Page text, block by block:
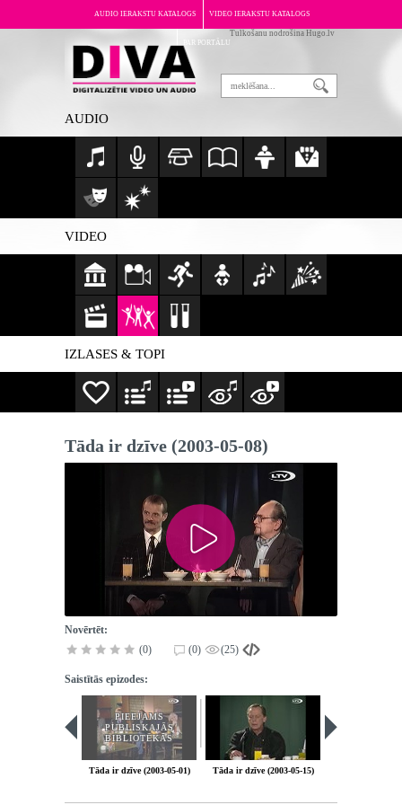
AUDIO IERAKSTU KATALOGS VIDEO IERAKSTU KATALOGS
PAR PORTĀLU
Tulkošanu nodrošina Hugo.lv
AUDIO
VIDEO
IZLASES & TOPI
Tāda ir dzīve (2003-05-08)
Novērtēt:
(0)
(0) (25)
Saistītās epizodes:
PIEEJAMS
PUBLISKAJĀS
BIBLIOTĒKĀS
Tāda ir dzīve (2003-05-01) Tāda ir dzīve (2003-05-15)